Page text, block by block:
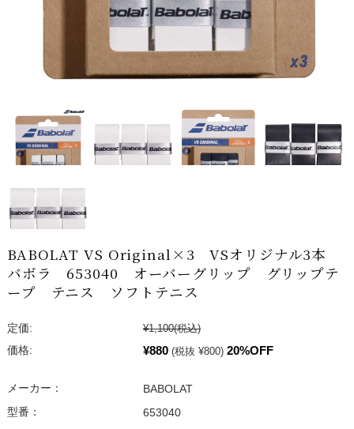
BABOLAT VS Original×3 VSオリジナル3本
バボラ 653040 オーバーグリップ グリップテ
ープ テニス ソフトテニス
定価: ¥1,100(税込)
価格:
¥880 (税抜 ¥800) 20%OFF
メーカー：
BABOLAT
型番：
653040